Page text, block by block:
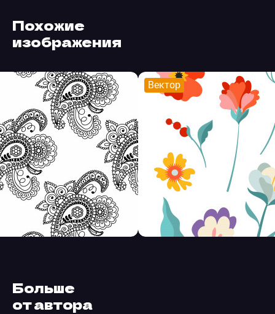
Похожие
изображения
Вектор
Больше
от автора